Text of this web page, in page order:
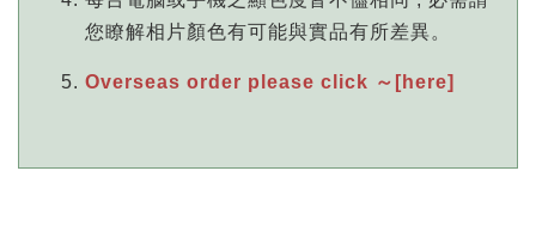
您瞭解相片顏色有可能與實品有所差異。
Overseas order please click ～[here]